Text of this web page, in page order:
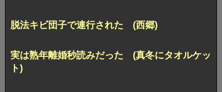
脱法キビ団子で連行された (西郷)
実は熟年離婚秒読みだった (真冬にタオルケッ
ト)